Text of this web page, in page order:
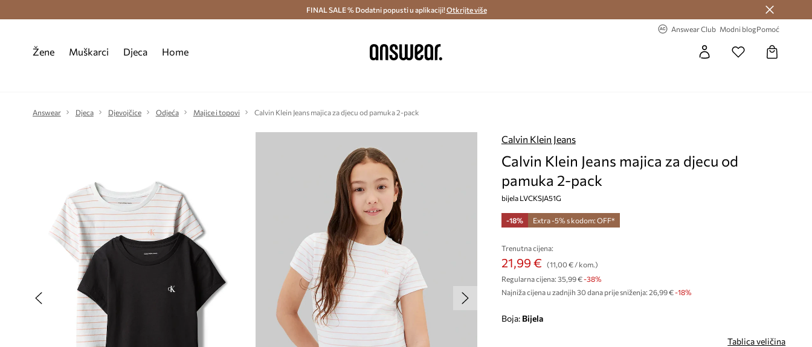
Besplatna dostava i povrat (od 70€) > Dostava u roku 48 sati >
FINAL SALE % Dodatni popusti u aplikaciji!Otkrijte više
Answear Club Modni blogPomoć
Žene Muškarci Djeca Home
Answear Djeca Djevojčice Odjeća Majice i topovi Calvin Klein Jeans majica za djecu od pamuka 2-pack
Calvin Klein Jeans
Calvin Klein Jeans majica za djecu od
pamuka 2-pack
bijela LVCKSJA51G
-18% Extra -5% s kodom: OFF*
Trenutna cijena:
21,99 €
(11,00 € / kom.)
Regularna cijena: 35,99 €-38%
Najniža cijena u zadnjih 30 dana prije sniženja: 26,99 € -18%
Boja: bijela
Tablica veličina